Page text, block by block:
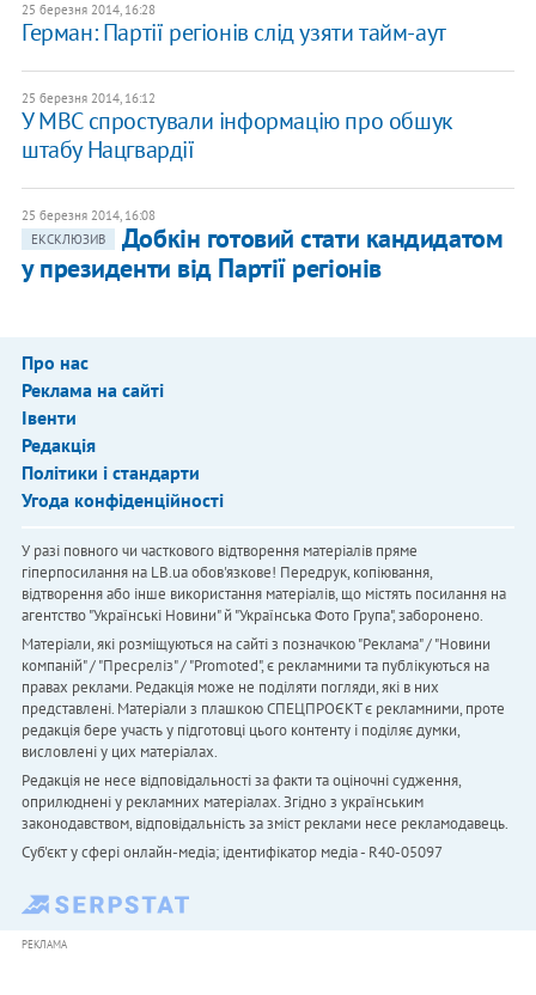
25 березня 2014, 16:28
Герман: Партії регіонів слід узяти тайм-аут
25 березня 2014, 16:12
У МВС спростували інформацію про обшук
штабу Нацгвардії
25 березня 2014, 16:08
ЕКСКЛЮЗИВ
Добкін готовий стати кандидатом
у президенти від Партії регіонів
Про нас
Реклама на сайті
Івенти
Редакція
Політики і стандарти
Угода конфіденційності
У разі повного чи часткового відтворення матеріалів пряме
гіперпосилання на LB.ua обов'язкове! Передрук, копіювання,
відтворення або інше використання матеріалів, що містять посилання на
агентство "Українськi Новини" й "Українська Фото Група", заборонено.
Матеріали, які розміщуються на сайті з позначкою "Реклама" / "Новини
компаній" / "Пресреліз" / "Promoted", є рекламними та публікуються на
правах реклами. Редакція може не поділяти погляди, які в них
представлені. Матеріали з плашкою СПЕЦПРОЄКТ є рекламними, проте
редакція бере участь у підготовці цього контенту і поділяє думки,
висловлені у цих матеріалах.
Редакція не несе відповідальності за факти та оціночні судження,
оприлюднені у рекламних матеріалах. Згідно з українським
законодавством, відповідальність за зміст реклами несе рекламодавець.
Cуб'єкт у сфері онлайн-медіа; ідентифікатор медіа - R40-05097
РЕКЛАМА